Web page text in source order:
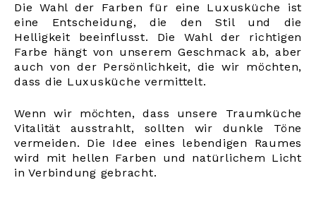
Die Wahl der Farben für eine Luxusküche ist
eine Entscheidung, die den Stil und die
Helligkeit beeinflusst. Die Wahl der richtigen
Farbe hängt von unserem Geschmack ab, aber
auch von der Persönlichkeit, die wir möchten,
dass die Luxusküche vermittelt.
Wenn wir möchten, dass unsere Traumküche
Vitalität ausstrahlt, sollten wir dunkle Töne
vermeiden. Die Idee eines lebendigen Raumes
wird mit hellen Farben und natürlichem Licht
in Verbindung gebracht.